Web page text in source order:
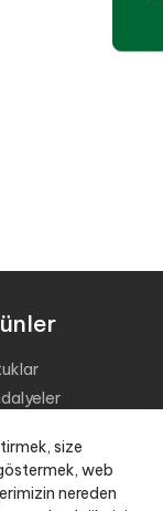
size
web
nereden